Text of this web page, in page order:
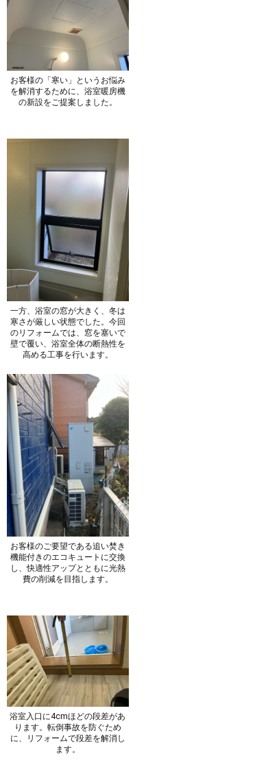
お客様の「寒い」というお悩み
を解消するために、浴室暖房機
の新設をご提案しました。
一方、浴室の窓が大きく、冬は
寒さが厳しい状態でした。今回
のリフォームでは、窓を塞いで
壁で覆い、浴室全体の断熱性を
高める工事を行います。
お客様のご要望である追い焚き
機能付きのエコキュートに交換
し、快適性アップとともに光熱
費の削減を目指します。
浴室入口に4cmほどの段差があ
ります。転倒事故を防ぐため
に、リフォームで段差を解消し
ます。